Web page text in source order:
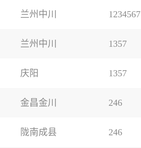
兰州中川 1234567
兰州中川 1357
庆阳 1357
金昌金川 246
陇南成县 246